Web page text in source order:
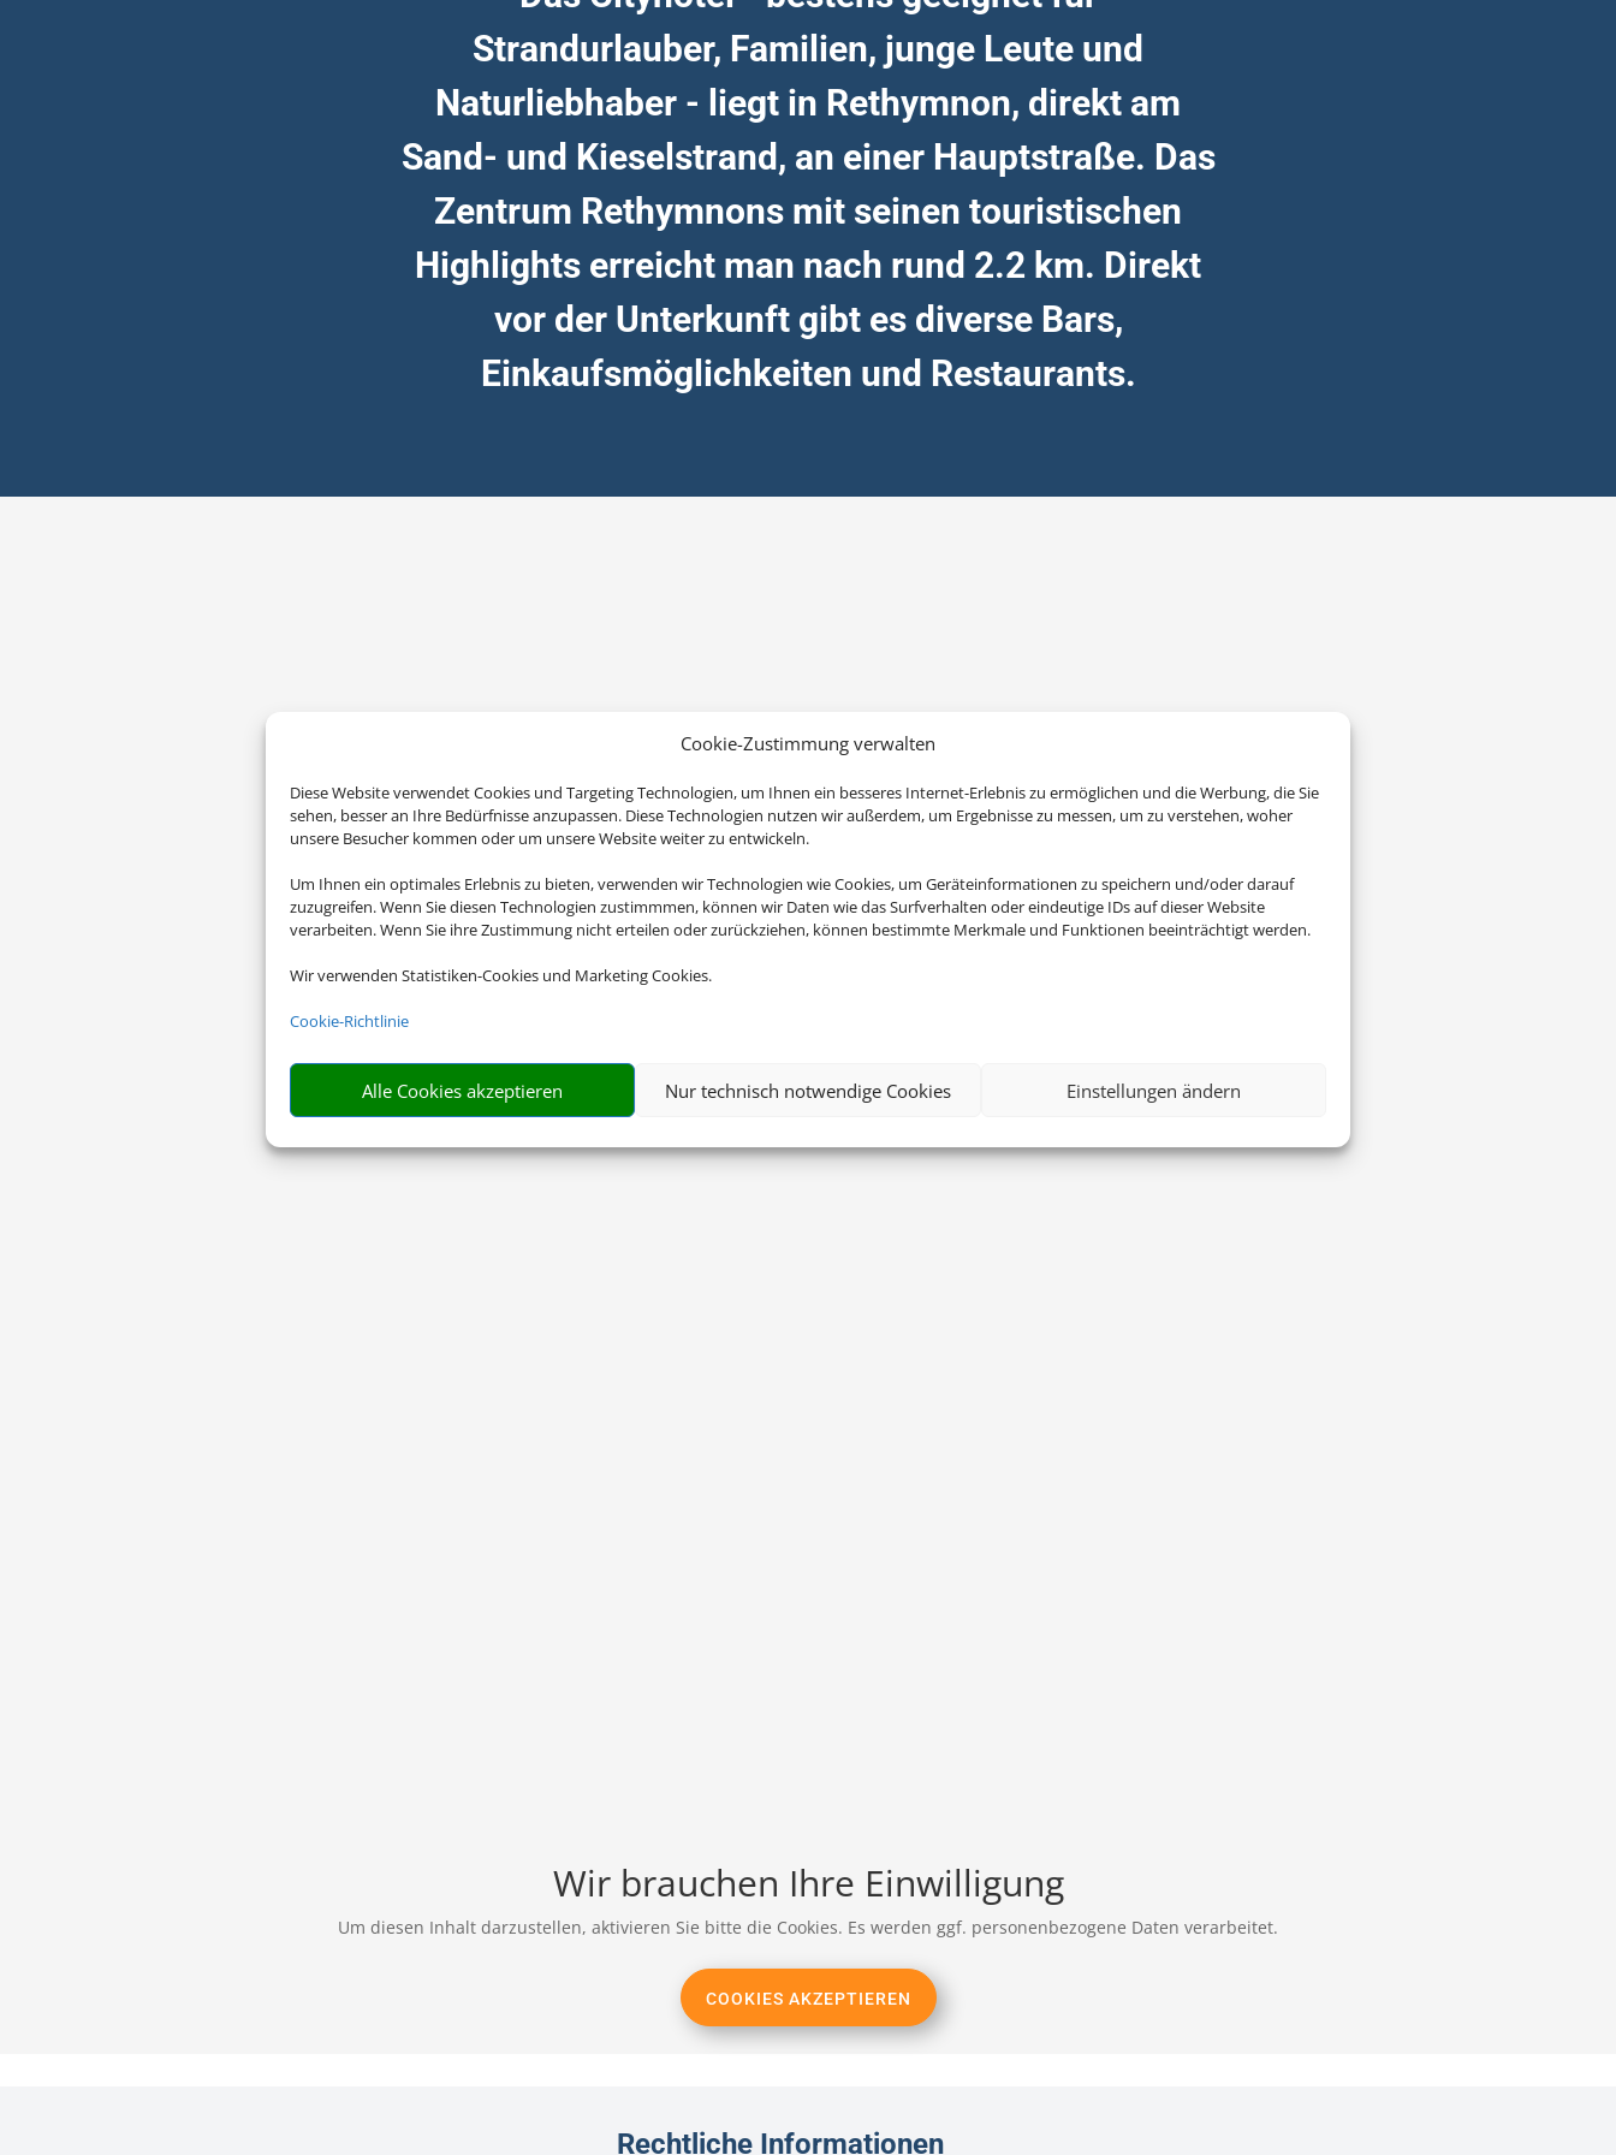
Cookie-Zustimmung verwalten
Diese Website verwendet Cookies und Targeting Technologien, um Ihnen ein besseres Internet-Erlebnis zu ermöglichen und die Werbung, die Sie
sehen, besser an Ihre Bedürfnisse anzupassen. Diese Technologien nutzen wir außerdem, um Ergebnisse zu messen, um zu verstehen, woher
unsere Besucher kommen oder um unsere Website weiter zu entwickeln.
Um Ihnen ein optimales Erlebnis zu bieten, verwenden wir Technologien wie Cookies, um Geräteinformationen zu speichern und/oder darauf
zuzugreifen. Wenn Sie diesen Technologien zustimmmen, können wir Daten wie das Surfverhalten oder eindeutige IDs auf dieser Website
verarbeiten. Wenn Sie ihre Zustimmung nicht erteilen oder zurückziehen, können bestimmte Merkmale und Funktionen beeinträchtigt werden.
Wir verwenden Statistiken-Cookies und Marketing Cookies.
Cookie-Richtlinie
Alle Cookies akzeptieren Nur technisch notwendige Cookies Einstellungen ändern
Strandurlauber, Familien, junge Leute und
Naturliebhaber - liegt in Rethymnon, direkt am
Sand- und Kieselstrand, an einer Hauptstraße. Das
Zentrum Rethymnons mit seinen touristischen
Highlights erreicht man nach rund 2.2 km. Direkt
vor der Unterkunft gibt es diverse Bars,
Einkaufsmöglichkeiten und Restaurants.
Wir brauchen Ihre Einwilligung
Um diesen Inhalt darzustellen, aktivieren Sie bitte die Cookies. Es werden ggf. personenbezogene Daten verarbeitet.
COOKIES AKZEPTIEREN
Rechtliche Informationen